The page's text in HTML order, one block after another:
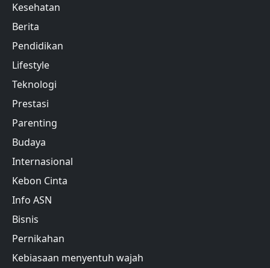
Kesehatan
Berita
Pendidikan
Lifestyle
Teknologi
Prestasi
Parenting
Budaya
Internasional
Kebon Cinta
Info ASN
Bisnis
Pernikahan
Kebiasaan menyentuh wajah